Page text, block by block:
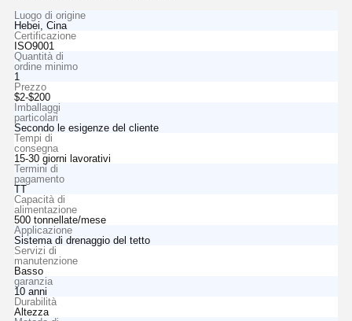
Luogo di origine
Hebei, Cina
Certificazione
ISO9001
Quantità di
ordine minimo
1
Prezzo
$2-$200
Imballaggi
particolari
Secondo le esigenze del cliente
Tempi di
consegna
15-30 giorni lavorativi
Termini di
pagamento
TT
Capacità di
alimentazione
500 tonnellate/mese
Applicazione
Sistema di drenaggio del tetto
Servizi di
manutenzione
Basso
garanzia
10 anni
Durabilità
Altezza